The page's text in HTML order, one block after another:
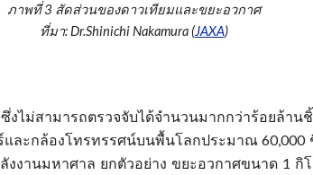
ภาพที่ 3 สัดส่วนของดาวเทียมและขยะอวกาศ
ที่มา:Dr.Shinichi Nakamura (JAXA)
ไม่สามารถตรวจจับได้จำนวนมากกว่าร้อยล้า
และกล้องโทรทรรศน์บนพื้นโลกประมาณ60,000
งานมหาศาล ยกตัวอย่าง ขยะอวกาศขนาด 1 กิ